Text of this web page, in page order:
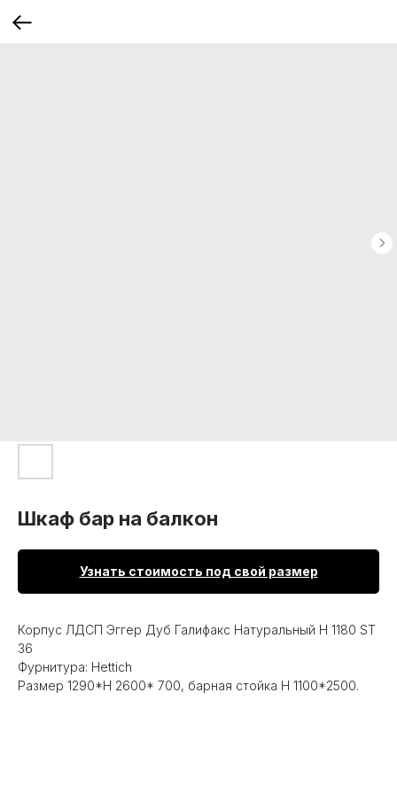
Шкаф бар на балкон
Узнать стоимость под свой размер
Корпус ЛДСП Эггер Дуб Галифакс Натуральный Н 1180 ST
36
Фурнитура: Hettich
Размер 1290*Н 2600* 700, барная стойка Н 1100*2500.